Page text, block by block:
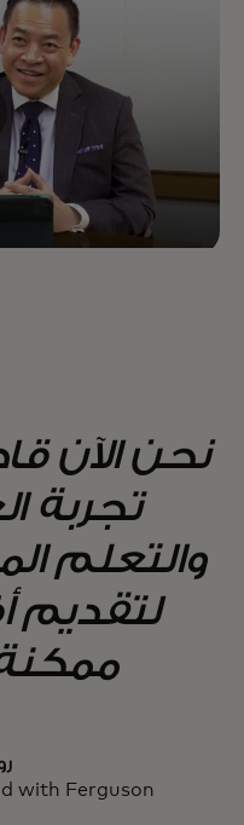
نحن الآن
تجربة
والتعلم
لتقديم
ممكنة
with Ferguson